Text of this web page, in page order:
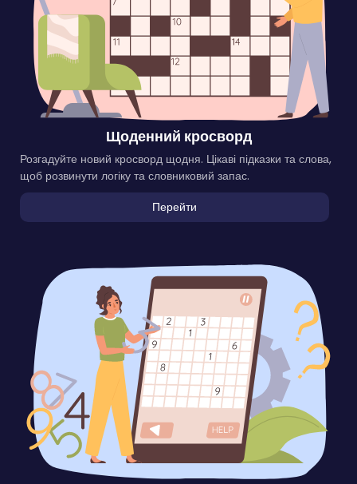
Щоденний кросворд
Розгадуйте новий кросворд щодня. Цікаві підказки та слова,
щоб розвинути логіку та словниковий запас.
Перейти